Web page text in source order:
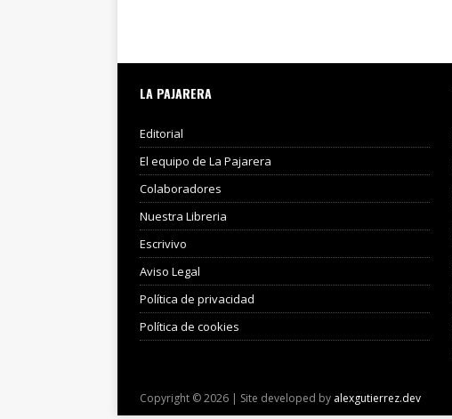
LA PAJARERA
Editorial
El equipo de La Pajarera
Colaboradores
Nuestra Libreria
Escrivivo
Aviso Legal
Política de privacidad
Política de cookies
Copyright © 2026 | Site developed by alexgutierrez.dev